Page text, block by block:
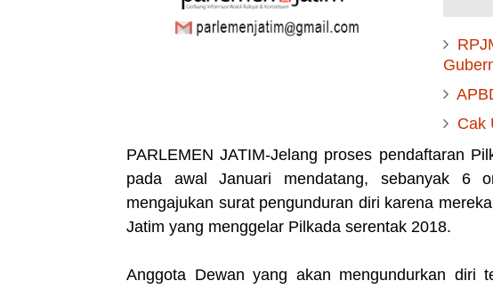
Cak
PARLEMEN JATIM-Jelang proses pendaftaran
pada awal Januari mendatang, sebanyak 6
mengajukan surat pengunduran diri karena
Jatim yang menggelar Pilkada serentak 2018.
Anggota Dewan yang akan mengundurkan diri